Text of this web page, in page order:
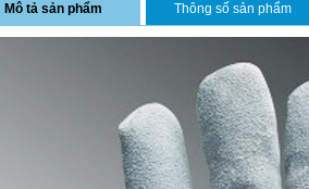
Mô tả sản phẩm Thông số sản phẩm